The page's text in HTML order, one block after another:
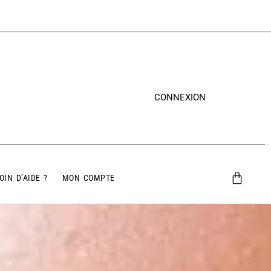
CONNEXION
D’AIDE ? MON COMPTE